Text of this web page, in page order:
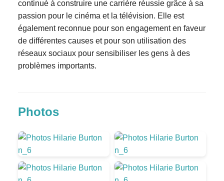
continué à construire une carrière réussie grâce à sa
passion pour le cinéma et la télévision. Elle est
également reconnue pour son engagement en faveur
de différentes causes et pour son utilisation des
réseaux sociaux pour sensibiliser les gens à des
problèmes importants.
Photos